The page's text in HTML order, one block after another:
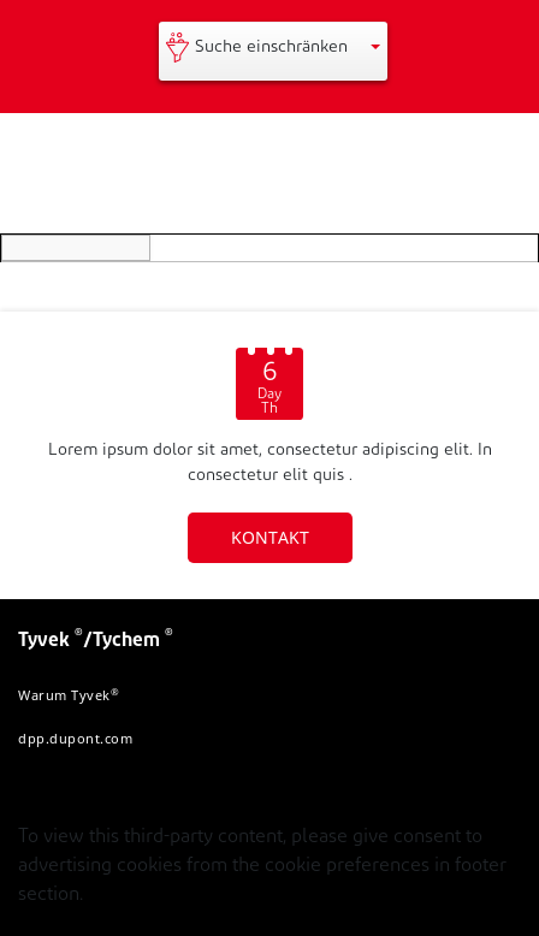
Suche einschränken
6
Day
Th
Lorem ipsum dolor sit amet, consectetur adipiscing elit. In
consectetur elit quis .
KONTAKT
Tyvek ®/Tychem ®
Warum Tyvek®
dpp.dupont.com
To view this third-party content, please give consent to
advertising cookies from the cookie preferences in footer
section.